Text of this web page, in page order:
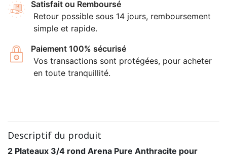
Satisfait ou Remboursé
Retour possible sous 14 jours, remboursement
simple et rapide.
Paiement 100% sécurisé
Vos transactions sont protégées, pour acheter
en toute tranquillité.
Descriptif du produit
2 Plateaux 3/4 rond Arena Pure Anthracite pour